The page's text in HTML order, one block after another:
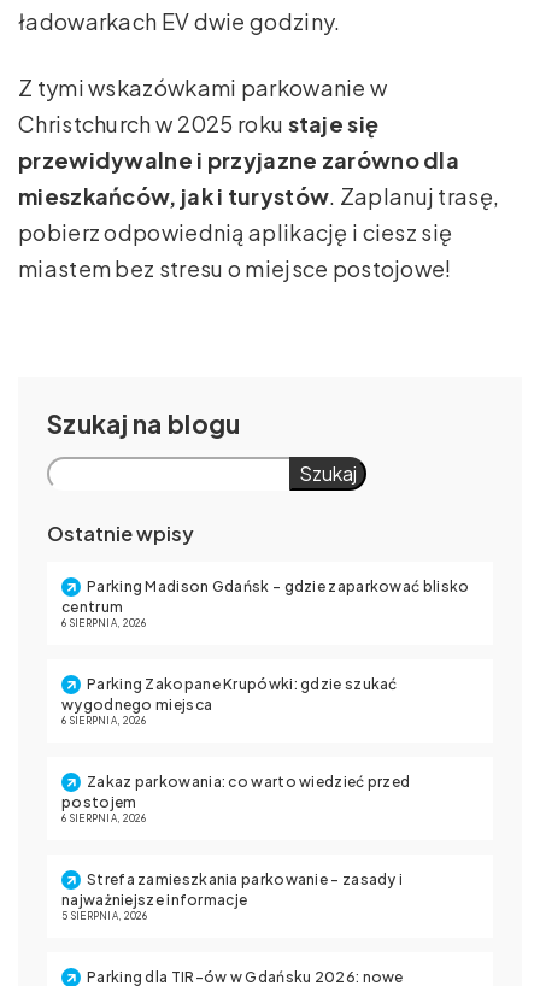
ładowarkach EV dwie godziny.
Z tymi wskazówkami parkowanie w
Christchurch w 2025 roku staje się
przewidywalne i przyjazne zarówno dla
mieszkańców, jak i turystów. Zaplanuj trasę,
pobierz odpowiednią aplikację i ciesz się
miastem bez stresu o miejsce postojowe!
Szukaj
Szukaj
Ostatnie wpisy
Parking Madison Gdańsk – gdzie zaparkować blisko
centrum
6 SIERPNIA, 2026
Parking Zakopane Krupówki: gdzie szukać
wygodnego miejsca
6 SIERPNIA, 2026
Zakaz parkowania: co warto wiedzieć przed
postojem
6 SIERPNIA, 2026
Strefa zamieszkania parkowanie – zasady i
najważniejsze informacje
5 SIERPNIA, 2026
Parking dla TIR-ów w Gdańsku 2026: nowe